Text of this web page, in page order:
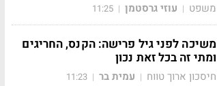
משפט | עוזי גרסטמן |
11:25
משיכה לפני גיל פרישה: הקנס, החריגים
ומתי זה בכל זאת נכון
חיסכון ארוך טווח | עמית בר |
11:23